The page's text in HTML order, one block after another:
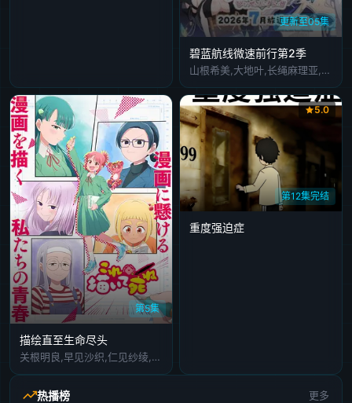
更新至05集
碧蓝航线微速前行第2季
山根希美,大地叶,长绳麻理亚,阿部里果
第5集
描绘直至生命尽头
关根明良,早见沙织,仁见纱绫,藤村花音,日高范子,种崎敦美,野上尤加奈,井上喜久子
第12集完结
5.0
重度强迫症
热播榜 更多